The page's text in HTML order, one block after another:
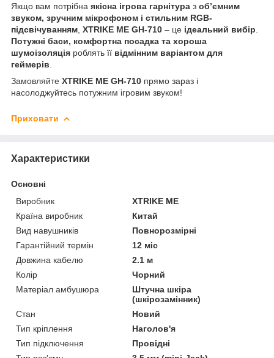
Якщо вам потрібна якісна ігрова гарнітура з об’ємним
звуком, зручним мікрофоном і стильним RGB-
підсвічуванням XTRIKE ME GH-710 – це ідеальний вибір
Потужні баси, комфортна посадка та хороша
шумоізоляція роблять її відмінним варіантом для
геймерів
Замовляйте XTRIKE ME GH-710 прямо зараз і
насолоджуйтесь потужним ігровим звуком!
Приховати
Характеристики
Основні
Виробник
XTRIKE ME
Країна виробник
Китай
Вид навушників
Повнорозмірні
Гарантійний термін
12 міс
Довжина кабелю
2.1 м
Колір
Чорний
Матеріал амбушюра
Штучна шкіра
(шкірозамінник)
Стан
Новий
Тип кріплення
Наголов'я
Тип підключення
Провідні